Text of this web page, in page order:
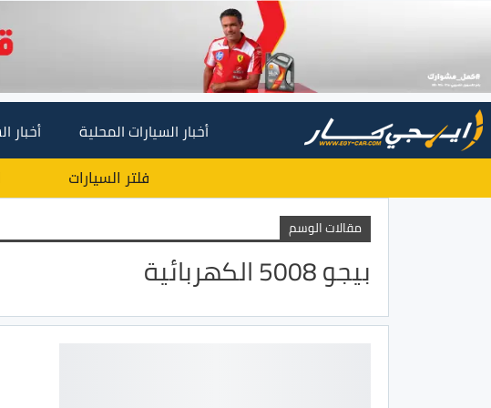
أخبار السيارات المحلية أخبار
فلتر السيارات
مقالات الوسم
بيجو 5008 الكهربائية